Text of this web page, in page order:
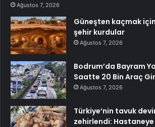
Ağustos 7, 2026
Güneşten kaçmak
şehir kurdular
Ağustos 7, 2026
Bodrum’da Bayram
Saatte 20 Bin Araç
Ağustos 7, 2026
Türkiye’nin tavuk
zehirlendi: Hastaneye